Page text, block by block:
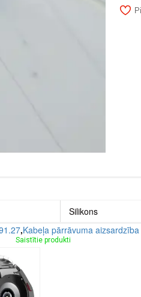
Silikons
,Kabeļa pārrāvuma aizsardzība
Saistītie produkti